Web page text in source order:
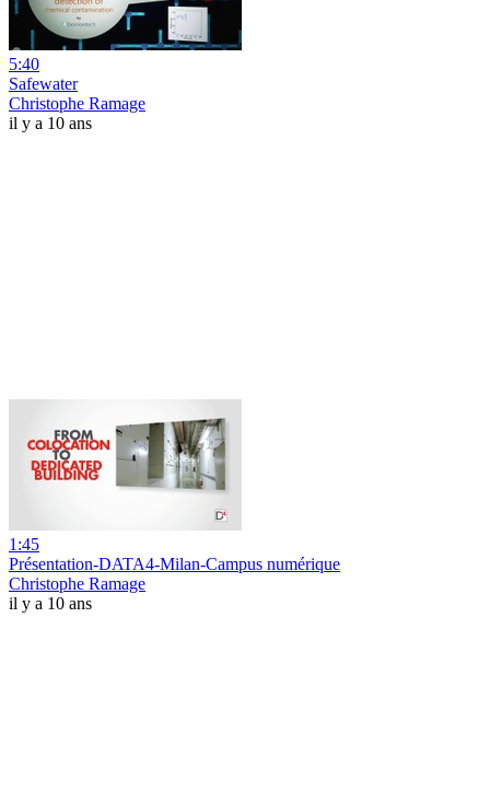
5:40
Safewater
Christophe Ramage
il y a 10 ans
1:45
Présentation-DATA4-Milan-Campus numérique
Christophe Ramage
il y a 10 ans